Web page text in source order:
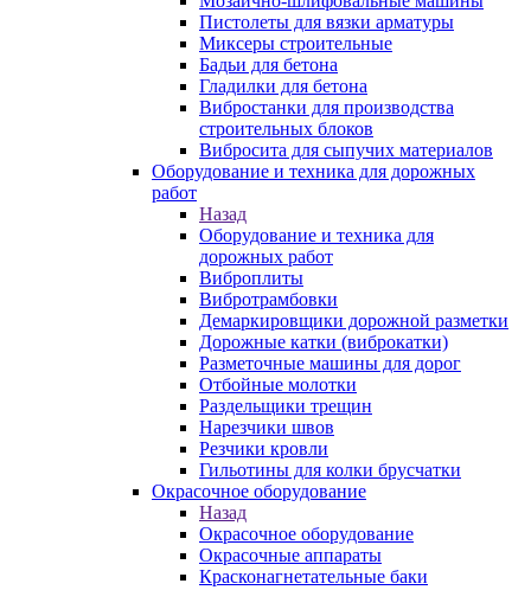
Пистолеты для вязки арматуры
Миксеры строительные
Бадьи для бетона
Гладилки для бетона
Вибростанки для производства
строительных блоков
Вибросита для сыпучих материалов
Оборудование и техника для дорожных
работ
Назад
Оборудование и техника для
дорожных работ
Виброплиты
Вибротрамбовки
Демаркировщики дорожной разметки
Дорожные катки (виброкатки)
Разметочные машины для дорог
Отбойные молотки
Раздельщики трещин
Нарезчики швов
Резчики кровли
Гильотины для колки брусчатки
Окрасочное оборудование
Назад
Окрасочное оборудование
Окрасочные аппараты
Красконагнетательные баки